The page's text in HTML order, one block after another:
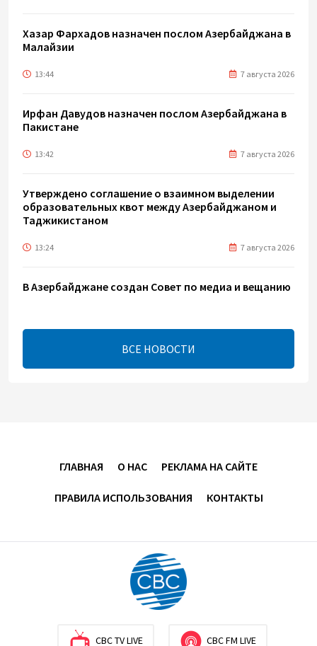
Хазар Фархадов назначен послом Азербайджана в
Малайзии
13:44 7 августа 2026
Ирфан Давудов назначен послом Азербайджана в
Пакистане
13:42 7 августа 2026
Утверждено соглашение о взаимном выделении
образовательных квот между Азербайджаном и
Таджикистаном
13:24 7 августа 2026
В Азербайджане создан Совет по медиа и вещанию
13:16 7 августа 2026
ЕАЭС расширяет финансовый рынок и вводит
экономики и наращивает взаимную торговлю –
электронной торговли и общего рынка - Турчин
ВСЕ НОВОСТИ
ГЛАВНАЯ О НАС РЕКЛАМА НА САЙТЕ
ПРАВИЛА ИСПОЛЬЗОВАНИЯ КОНТАКТЫ
CBC TV LIVE CBC FM LIVE